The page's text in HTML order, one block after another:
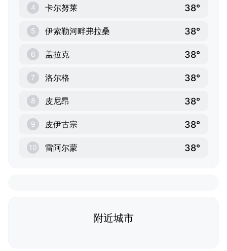
4 卡尔努莱 38°
5 伊索勒河畔弗拉桑 38°
6 盖拉克 38°
7 洛尔格 38°
8 皮尼昂 38°
9 皮伊古宗 38°
10 雷阿尔蒙 38°
附近城市